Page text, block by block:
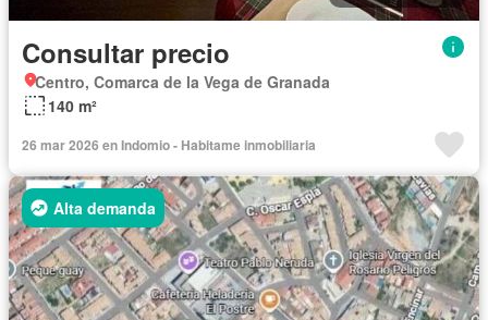
Consultar precio
Centro, Comarca de la Vega de Granada
140 m²
26 mar 2026 en Indomio - Habitame inmobiliaria
Alta demanda